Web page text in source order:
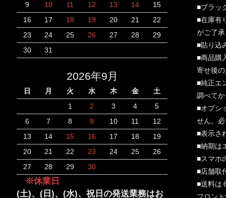
■ブラッ
■在庫有
がご了
■貼り込
■商品購
寄せ後
■純正エ
調べて
■オプシ
せん。
■表示さ
■納期は
■スマホ
■店舗取
■送料は
9
10 11 12 13 14
15
16
17 18 19 20 21
22
23
24 25 26 27 28
29
30
31
2026年9月
日 月 火 水 木 金
土
1
2 3 4
5
6
7 8 9 10 11
12
13
14 15 16 17 18
19
20
21 22 23 24 25
26
27
28 29 30
※休業日
(土)、(日)、(水)、祝日の発送業務はお